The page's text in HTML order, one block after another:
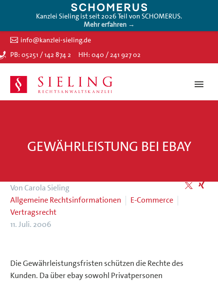
Kanzlei Sieling ist seit 2026 Teil von SCHOMERUS.
Mehr erfahren →
info@kanzlei-sieling.de
PB: 05251 / 142 874 2
HH: 040 / 241 927 02
GEWÄHRLEISTUNG BEI EBAY
Von Carola Sieling
Allgemeine Rechtsinformationen
E-Commerce
Vertragsrecht
11. Juli. 2006
Die Gewährleistungsfristen schützen die Rechte des
Kunden. Da über ebay sowohl Privatpersonen